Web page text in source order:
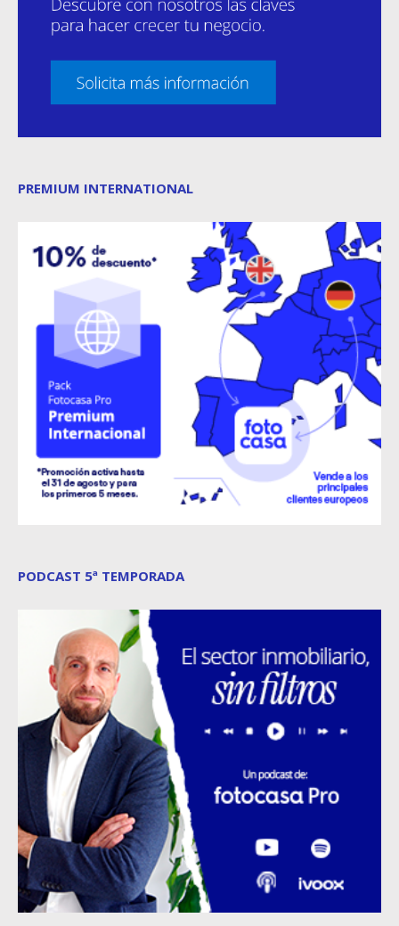
PREMIUM INTERNATIONAL
PODCAST 5ª TEMPORADA